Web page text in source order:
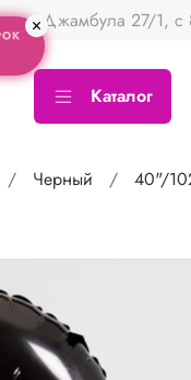
Джамбула 27/1,
Каталог
Черный 40"/